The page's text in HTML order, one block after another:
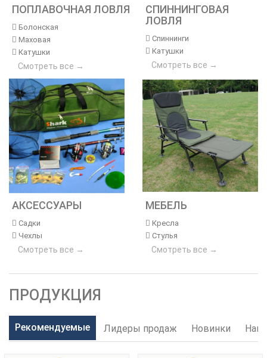
ПОПЛАВОЧНАЯ ЛОВЛЯ
Болонская
Маховая
Катушки
Смотреть все →
СПИННИНГОВАЯ
ЛОВЛЯ
Спиннинги
Катушки
Смотреть все →
АКСЕССУАРЫ
Садки
Чехлы
Смотреть все →
МЕБЕЛЬ
Кресла
Стулья
Смотреть все →
ПРОДУКЦИЯ
Рекомендуемые Лидеры продаж Новинки